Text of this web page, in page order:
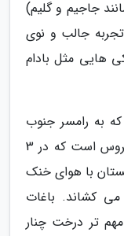
جاجیم و گلیم)
جالب و نوی
هایی مثل بادام
به رامسر جنوب
ایران معروفیت دارد ، رودخانه چشمه عروس است که در 3
با هوای خنک
کشاند. باغات
تر درخت چنار